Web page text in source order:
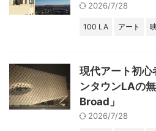
2026/7/28
100 LA アート
現代アート初心
ンタウンLAの
Broad」
2026/7/28